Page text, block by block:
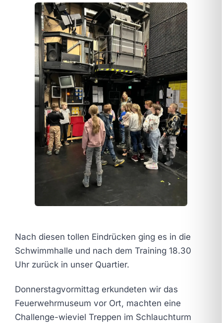
Nach diesen tollen Eindrücken ging es in die
Schwimmhalle und nach dem Training 18.30
Uhr zurück in unser Quartier.
Donnerstagvormittag erkundeten wir das
Feuerwehrmuseum vor Ort, machten eine
Challenge-wieviel Treppen im Schlauchturm